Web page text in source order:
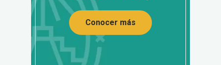
Conocer más